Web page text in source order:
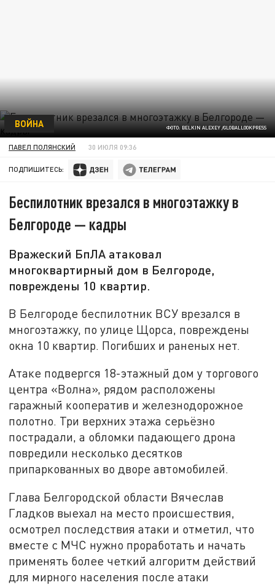
ФОТО: BELKIN ALEXEY /GLOBALLOOKPRESS
ВОЙНА
ПАВЕЛ ПОЛЯНСКИЙ 30 ИЮЛЯ 09:36
ПОДПИШИТЕСЬ:
Беспилотник врезался в многоэтажку в
Белгороде — кадры
Вражеский БпЛА атаковал
многоквартирный дом в Белгороде,
повреждены 10 квартир.
В Белгороде беспилотник ВСУ врезался в
многоэтажку, по улице Щорса, повреждены
окна 10 квартир. Погибших и раненых нет.
Атаке подвергся 18-этажный дом у торгового
центра «Волна», рядом расположены
гаражный кооператив и железнодорожное
полотно. Три верхних этажа серьёзно
пострадали, а обломки падающего дрона
повредили несколько десятков
припаркованных во дворе автомобилей.
Глава Белгородской области Вячеслав
Гладков выехал на место происшествия,
осмотрел последствия атаки и отметил, что
вместе с МЧС нужно проработать и начать
применять более четкий алгоритм действий
для мирного населения после атаки